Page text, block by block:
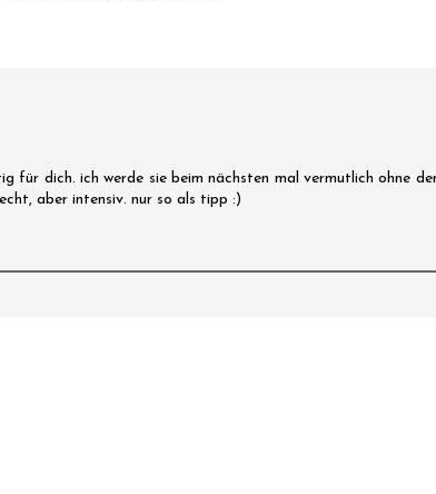
für dich. ich werde sie beim nächsten mal vermutlich ohne
aber intensiv. nur so als tipp :)